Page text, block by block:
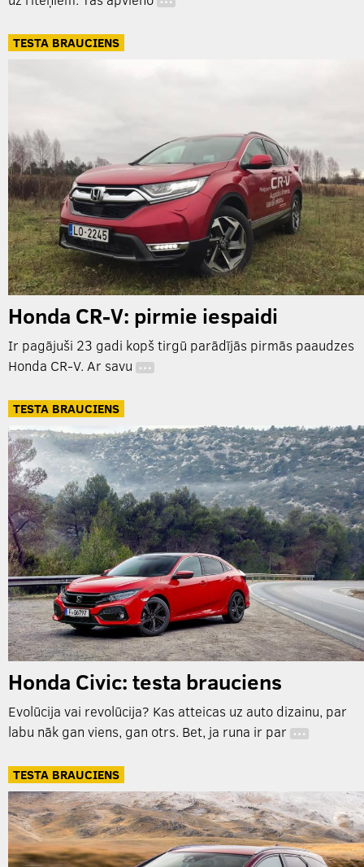
…
TESTA BRAUCIENS
Honda CR-V: pirmie iespaidi
Ir pagājuši 23 gadi kopš tirgū parādījās pirmās paaudzes
Honda CR-V. Ar savu …
TESTA BRAUCIENS
Honda Civic: testa brauciens
Evolūcija vai revolūcija? Kas atteicas uz auto dizainu, par
labu nāk gan viens, gan otrs. Bet, ja runa ir par …
TESTA BRAUCIENS